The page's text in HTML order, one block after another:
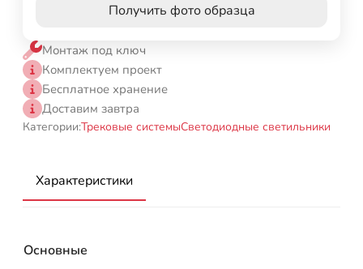
Получить фото образца
Монтаж под ключ
Комплектуем проект
Бесплатное хранение
Доставим завтра
Категории:Трековые системыСветодиодные светильники
Характеристики
Основные